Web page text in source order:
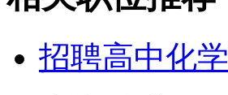
招聘高中化